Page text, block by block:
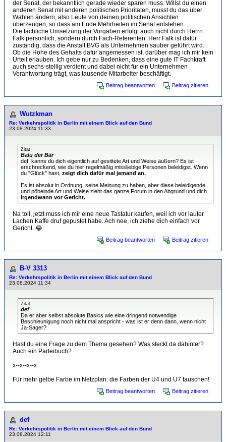
der Senat, der bekanntlich gerade wieder sparen muss. Willst du einen
anderen Senat mit anderen politischen Prioritäten, musst du das über
Wahlen ändern, also Leute von deinen politischen Ansichten
überzeugen, so dass am Ende Mehrheiten im Senat entstehen.
Die fachliche Umsetzung der Vorgaben erfolgt auch nicht durch Herrn
Falk persönlich, sondern durch Fach-Referenten. Herr Falk ist dafür
zuständig, dass die Anstalt BVG als Unternehmen sauber geführt wird.
Ob die Höhe des Gehalts dafür angemessen ist, darüber mag ich mir kein
Urteil erlauben. Ich gebe nur zu Bedenken, dass eine gute IT Fachkraft
auch sechs-stellig verdient und dabei nicht für ein Unternehmen
Verantwortung trägt, was tausende Mitarbeiter beschäftigt.
Beitrag beantworten Beitrag zitieren
Wutzkman
Re: Verkehrspolitik in Berlin mit einem Blick auf den Bund
23.08.2024 11:33
Zitat
Balu der Bär
def, kanns du dich eigentlich auf gesittete Art und Weise äußern? Es ist
erschreckend, wie du hier regelmäßig missliebige Personen beleidigst. Wenn
du "Glück" hast, zeigt dich dafür mal jemand an.
Es ist absolut in Ordnung, seine Meinung zu haben, aber diese beleidigende
und pöbelnde Art und Weise zieht das ganze Forum in den Abgrund und dich
irgendwann vor Gericht.
Na toll, jetzt muss ich mir eine neue Tastatur kaufen, weil ich vor lauter
Lachen Kaffe druf gepustet habe. Ach nee, ich ziehe dich einfach vor
Gericht. 😂
Beitrag beantworten Beitrag zitieren
B-V 3313
Re: Verkehrspolitik in Berlin mit einem Blick auf den Bund
23.08.2024 11:34
Zitat
def
Da er aber selbst absolute Basics wie eine dringend notwendige
Beschleunigung noch nicht mal anspricht - was ist er denn dann, wenn nicht
Ja-Sager?
Hast du eine Frage zu dem Thema gesehen? Was steckt da dahinter?
Auch ein Parteibuch?
x--x--x--x
Für mehr gelbe Farbe im Netzplan: die Farben der U4 und U7 tauschen!
Beitrag beantworten Beitrag zitieren
def
Re: Verkehrspolitik in Berlin mit einem Blick auf den Bund
23.08.2024 12:11